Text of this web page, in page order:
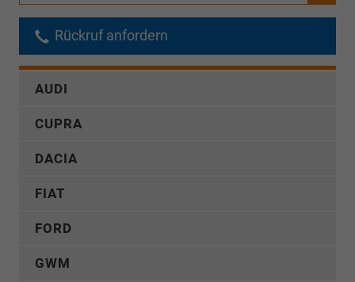
Rückruf anfordern
AUDI
CUPRA
DACIA
FIAT
FORD
GWM